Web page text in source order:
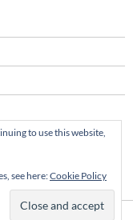
to use this website,
see here:Cookie Policy